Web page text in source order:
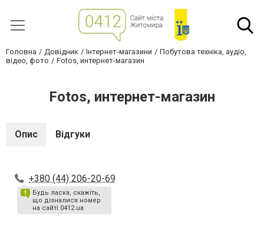
Головна Довідник Інтернет-магазини
Побутова техніка, аудіо,
відео, фото
Fotos, интернет-магазин
Fotos, интернет-магазин
Опис Відгуки
+380 (44) 206-20-69
Будь ласка, скажіть,
що дізналися номер
на сайті 0412.ua